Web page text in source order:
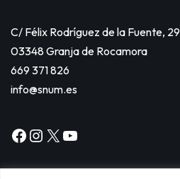
C/ Félix Rodríguez de la Fuente, 29
03348 Granja de Rocamora
669 371 826
info@snum.es